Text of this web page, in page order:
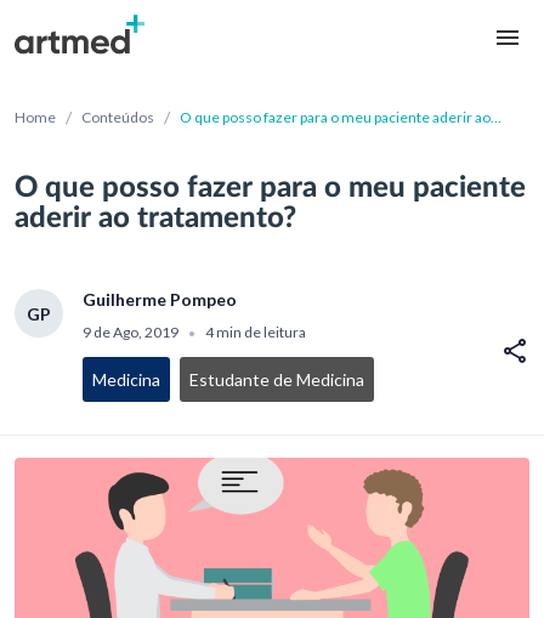
Home / Conteúdos / O que posso fazer para o meu paciente aderir ao
O que posso fazer para o meu paciente
aderir ao tratamento?
GP
Guilherme Pompeo
9 de Ago, 2019 • 4 min de leitura
Medicina Estudante de Medicina